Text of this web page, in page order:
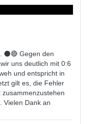
⚫🔴 Gegen den
uns deutlich mit 0:6
und entspricht in
gilt es, die Fehler
Vielen Dank an